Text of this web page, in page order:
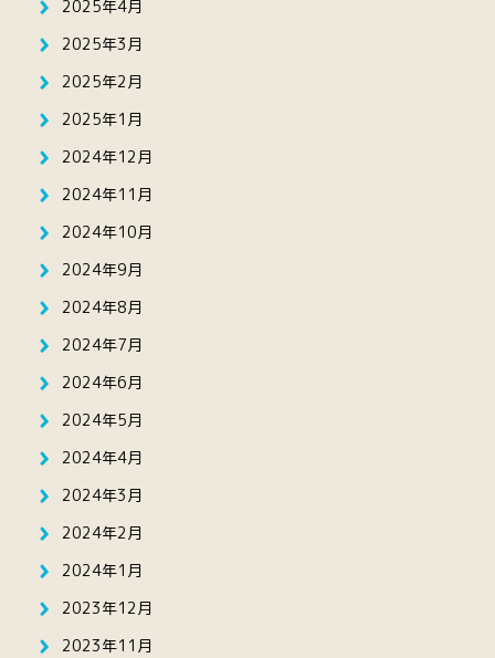
2025年4月
2025年3月
2025年2月
2025年1月
2024年12月
2024年11月
2024年10月
2024年9月
2024年8月
2024年7月
2024年6月
2024年5月
2024年4月
2024年3月
2024年2月
2024年1月
2023年12月
2023年11月